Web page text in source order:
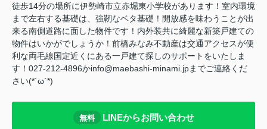
徒歩14分の場所に伊勢崎市立赤堀東小学校があります！室内環境
まで左右する基礎は、強靭なベタ基礎！開放感を味わうことが出
来る南側道路に面した物件です！内外装共に綺麗な新築戸建ての
物件はいかがでしょうか！前橋みなみ不動産は交通アクセスが便
利な両毛線国定近くにある一戸建て探しのサポートをいたしま
す！027-212-4896かinfo@maebashi-minami.jpまでご連絡くだ
さい(*´ω`*)
無料 LINEからお問い合わせ